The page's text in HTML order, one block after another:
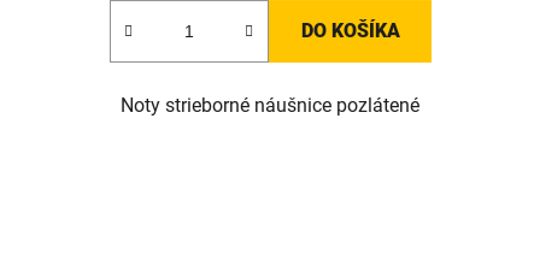
DO KOŠÍKA
Noty strieborné náušnice pozlátené